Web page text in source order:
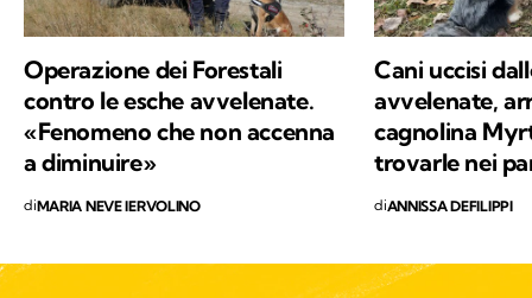
Operazione dei Forestali
contro le esche avvelenate.
«Fenomeno che non accenna
a diminuire»
diMARIA NEVE IERVOLINO
Cani uccisi
avvelenate,
cagnolina
trovarle nei
diANNISSA DEFILIPPI